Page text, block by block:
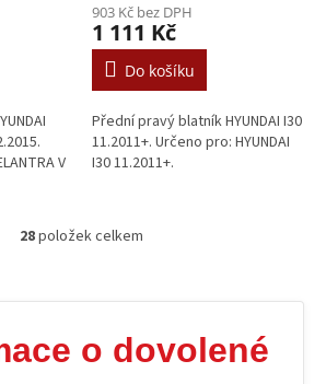
V
903 Kč bez DPH
1 111 Kč
Do košíku
Přední pravý blatník HYUNDAI I30
11.2011+. Určeno pro: HYUNDAI
I30 11.2011+.
O
á
a
c
28položek celkem
o dovolené